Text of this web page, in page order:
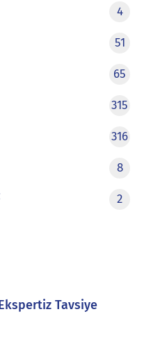
4
51
65
315
316
8
2
Tavsiye